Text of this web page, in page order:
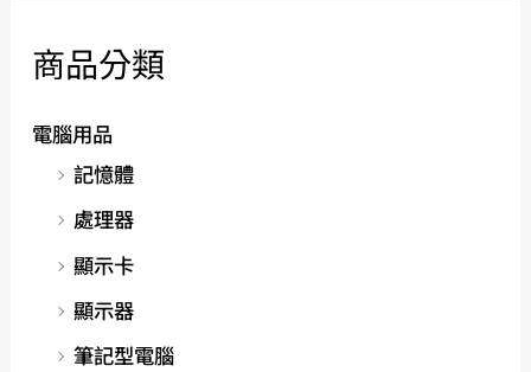
商品分類
電腦用品
記憶體
處理器
顯示卡
顯示器
筆記型電腦